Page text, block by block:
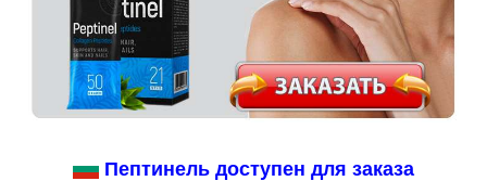
Пептинель доступен для заказа